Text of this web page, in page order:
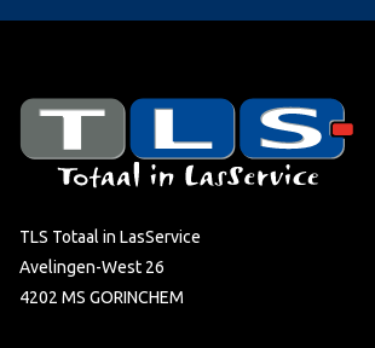
TLS Totaal in LasService
Avelingen-West 26
4202 MS GORINCHEM